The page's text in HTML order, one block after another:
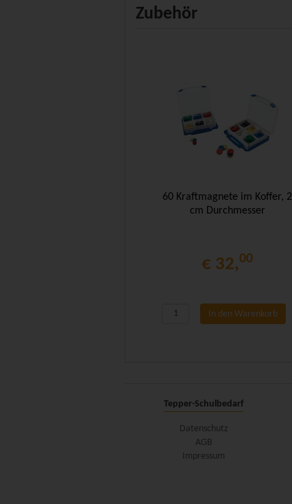
Zubehör
60 Kraftmagnete im Koffer, 2
cm Durchmesser
€ 32,00
In den Warenkorb
Tepper-Schulbedarf
Datenschutz
AGB
Impressum